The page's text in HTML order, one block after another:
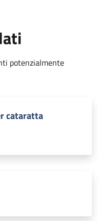
potenzialmente
cataratta